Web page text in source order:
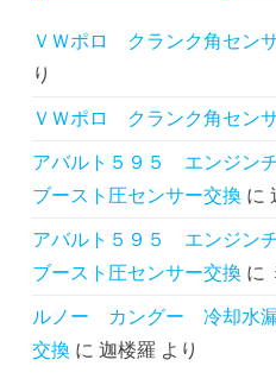
ＶＷポロ クランク角セン
り
ＶＷポロ クランク角セン
アバルト５９５ エンジン
ブースト圧センサー交換 に
アバルト５９５ エンジン
ブースト圧センサー交換 に
ルノー カングー 冷却水
交換 に 迦楼羅 より